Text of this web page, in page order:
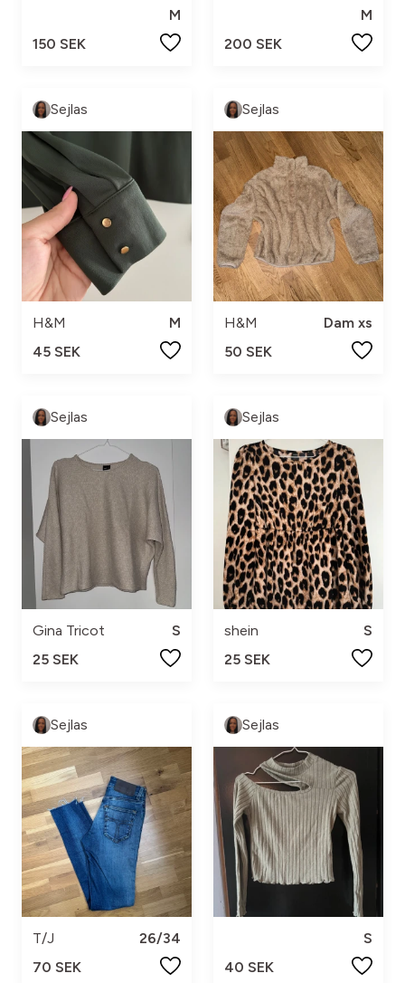
M
150 SEK
M
200 SEK
Sejlas
H&M
M
45 SEK
Sejlas
H&M
Dam xs
50 SEK
Sejlas
Gina Tricot
S
25 SEK
Sejlas
shein
S
25 SEK
Sejlas
T/J
26/34
70 SEK
Sejlas
S
40 SEK